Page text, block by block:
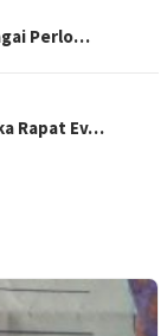
Perlo…
Rapat Ev…